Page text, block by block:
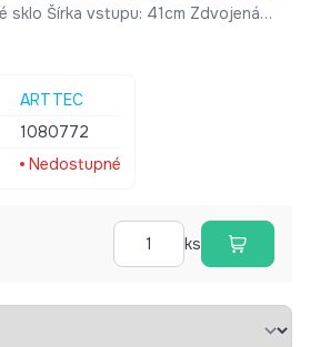
sklo Šírka vstupu: 41cm Zdvojená
údržbu. Možnosť
ARTTEC
1080772
Nedostupné
ks